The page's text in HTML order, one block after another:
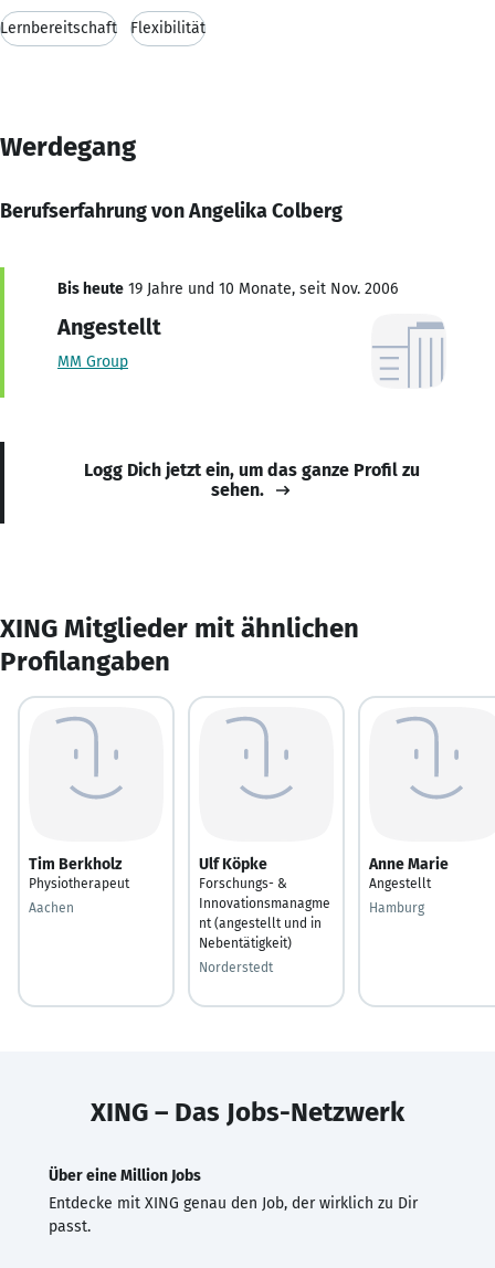
Lernbereitschaft Flexibilität
Werdegang
Berufserfahrung von Angelika Colberg
Bis heute 19 Jahre und 10 Monate, seit Nov. 2006
Angestellt
MM Group
Logg Dich jetzt ein, um das ganze Profil zu
sehen.
XING Mitglieder mit ähnlichen
Profilangaben
Tim Berkholz
Physiotherapeut
Aachen
Ulf Köpke
Forschungs- &
Innovationsmanagme
nt (angestellt und in
Nebentätigkeit)
Norderstedt
Anne Marie
Angestellt
Hamburg
XING – Das Jobs-Netzwerk
Über eine Million Jobs
Entdecke mit XING genau den Job, der wirklich zu Dir
passt.